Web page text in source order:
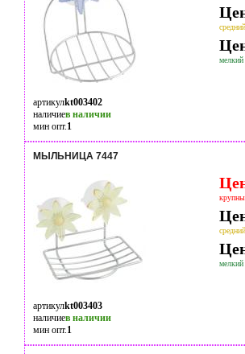
мелкий
артикулkt003402
наличиев наличии
мин опт.1
МЫЛЬНИЦА 7447
мелкий
артикулkt003403
наличиев наличии
мин опт.1